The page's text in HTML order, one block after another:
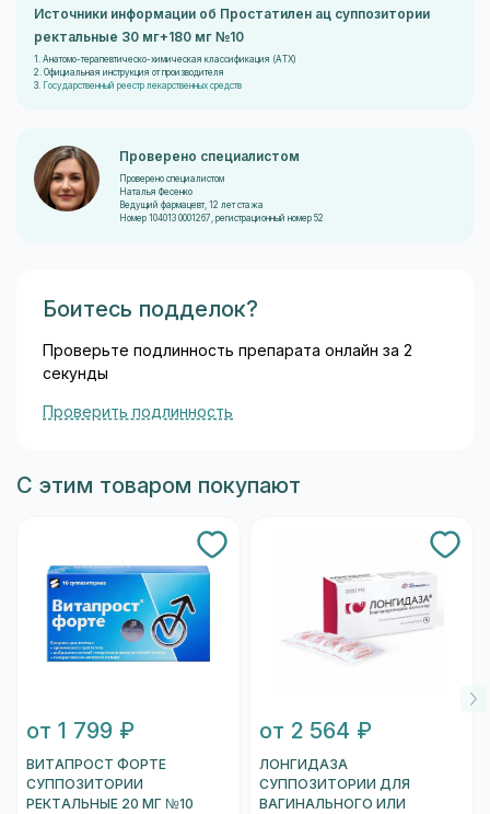
Источники информации об Простатилен ац суппозитории
ректальные 30 мг+180 мг №10
1. Анатомо-терапевтическо-химическая классификация (ATX)
2. Официальная инструкция от производителя
3.
Государственный реестр лекарственных средств
Проверено специалистом
Проверено специалистом
Наталья Фесенко
Ведущий фармацевт, 12 лет стажа
Номер 104013 0001267, регистрационный номер 52
Боитесь подделок?
Проверьте подлинность препарата онлайн за 2
секунды
Проверить подлинность
С этим товаром покупают
от 1 799 ₽
ВИТАПРОСТ ФОРТЕ
СУППОЗИТОРИИ
РЕКТАЛЬНЫЕ 20 МГ №10
от 2 564 ₽
ЛОНГИДАЗА
СУППОЗИТОРИИ ДЛЯ
ВАГИНАЛЬНОГО ИЛИ